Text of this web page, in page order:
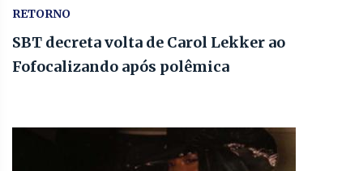
RETORNO
SBT decreta volta de Carol Lekker ao
Fofocalizando após polêmica